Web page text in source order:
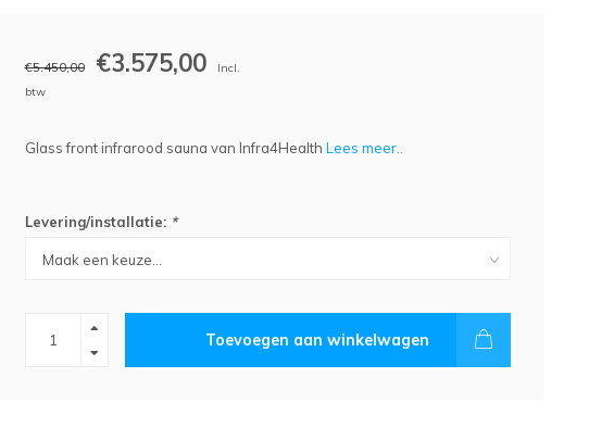
€5.450,00 €3.575,00
Incl.
btw
Glass front infrarood sauna van Infra4Health Lees meer..
Levering/installatie: *
Toevoegen aan winkelwagen